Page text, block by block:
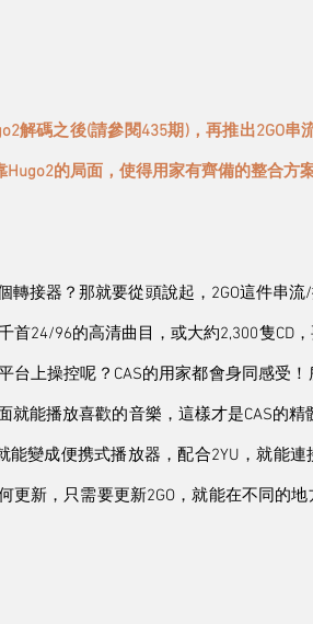
解碼之後(請參閱435期)，再推出2GO
Hugo2的局面，使得用家有齊備的整合方案
轉接器？那就要從頭說起，2GO這件串
首24/96的高清曲目，或大約2,300隻CD
台上操控呢？CAS的用家都會身同感受
就能播放喜歡的音樂，這樣才是CAS的
能變成便携式播放器，配合2YU，就能
更新，只需要更新2GO，就能在不同的